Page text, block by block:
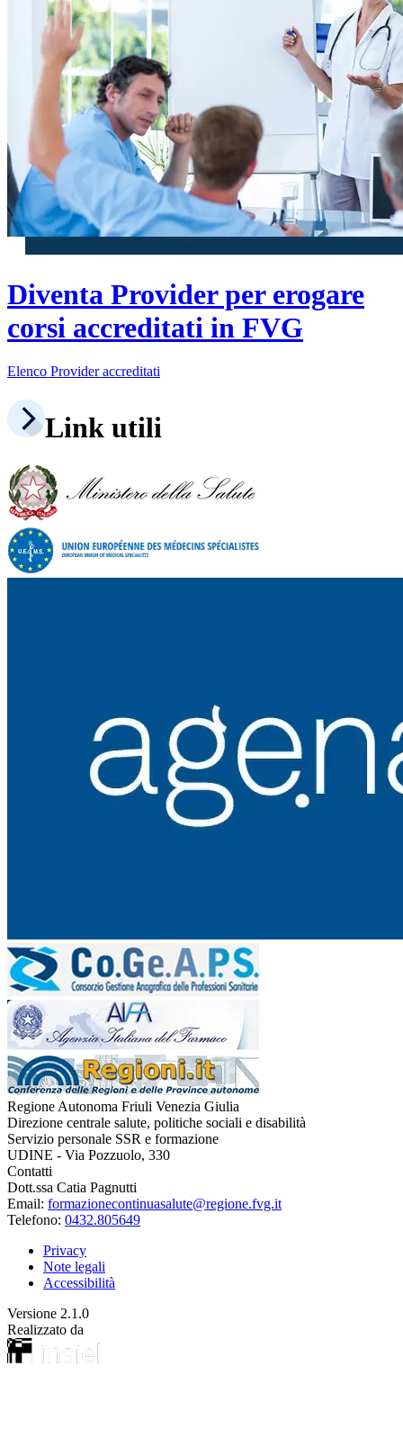
Diventa Provider per erogare
corsi accreditati in FVG
Elenco Provider accreditati
Link utili
Regione Autonoma Friuli Venezia Giulia
Direzione centrale salute, politiche sociali e disabilità
Servizio personale SSR e formazione
UDINE - Via Pozzuolo, 330
Contatti
Dott.ssa Catia Pagnutti
Email: formazionecontinuasalute@regione.fvg.it
Telefono: 0432.805649
Privacy
Note legali
Accessibilità
Versione 2.1.0
Realizzato da